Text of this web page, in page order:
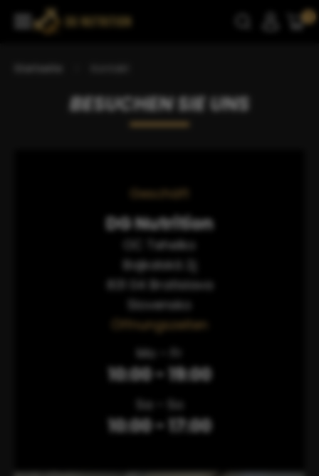
0
BESUCHEN SIE UNS
Geschäft
DG Nutrition
OC Tehelko
Bajkalská 2j
831 04 Bratislava
Slovensko
Öffnungszeiten
Mo – Fr
10:00 - 19:00
Sa – So
10:00 - 17:00